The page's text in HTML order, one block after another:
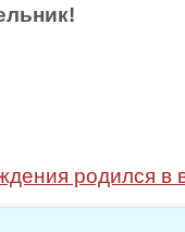
родился в